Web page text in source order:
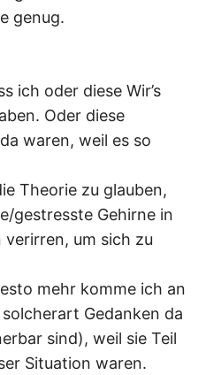
genug.
ich oder diese Wir’s
Oder diese
waren, weil es so
Theorie zu glauben,
gestresste Gehirne in
verirren, um sich zu
mehr komme ich an
Gedanken da
sind), weil sie Teil
Situation waren.